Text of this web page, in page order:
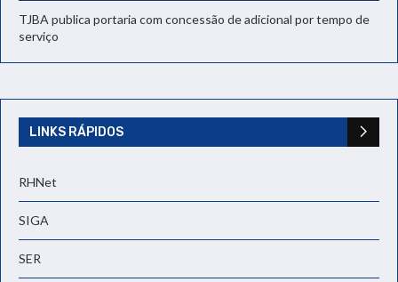
TJBA publica portaria com concessão de adicional por tempo de
serviço
LINKS RÁPIDOS
RHNet
SIGA
SER